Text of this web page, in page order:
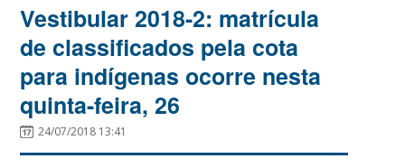
Vestibular 2018-2: matrícula
de classificados pela cota
para indígenas ocorre nesta
quinta-feira, 26
24/07/2018 13:41